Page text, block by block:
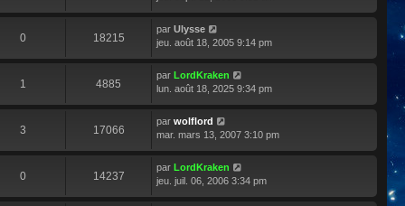
0 18215
par Ulysse
jeu. août 18, 2005 9:14 pm
1 4885
par LordKraken
lun. août 18, 2025 9:34 pm
3 17066
par wolflord
mar. mars 13, 2007 3:10 pm
0 14237
par LordKraken
jeu. juil. 06, 2006 3:34 pm